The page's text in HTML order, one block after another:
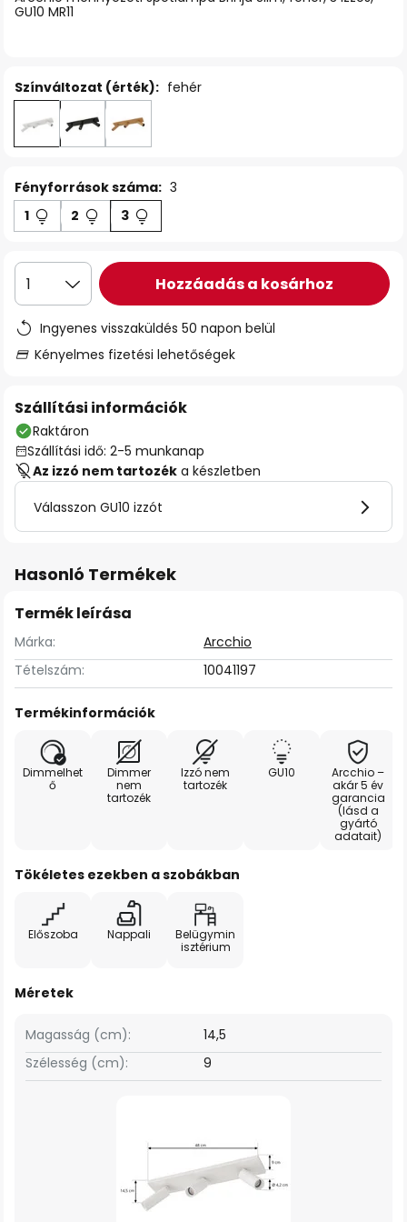
GU10 MR11
Színváltozat (érték): fehér
Fényforrások száma: 3
1
2 3
1 Hozzáadás a kosárhoz
Ingyenes visszaküldés 50 napon belül
Kényelmes fizetési lehetőségek
Szállítási információk
Raktáron
Szállítási idő: 2-5 munkanap
Az izzó nem tartozék a készletben
Válasszon GU10 izzót
Hasonló Termékek
Termék leírása
Márka:
Arcchio
Tételszám:
10041197
Termékinformációk
Dimmelhet
ő
Dimmer
nem
tartozék
Izzó nem
tartozék
GU10
Arcchio –
akár 5 év
garancia
(lásd a
gyártó
adatait)
Tökéletes ezekben a szobákban
Előszoba Nappali
Belügymin
isztérium
Méretek
Szélesség (cm): 9
Magasság (cm): 14,5